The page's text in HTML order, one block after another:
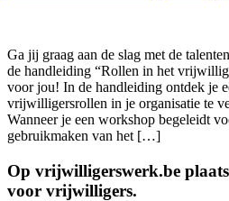
Ga jij graag aan de slag met de
de handleiding “Rollen in het
voor jou! In de handleiding ontdek je
vrijwilligersrollen in je organisatie te
Wanneer je een workshop begeleidt
gebruikmaken van het […]
Op vrijwilligerswerk.be
voor vrijwilligers.